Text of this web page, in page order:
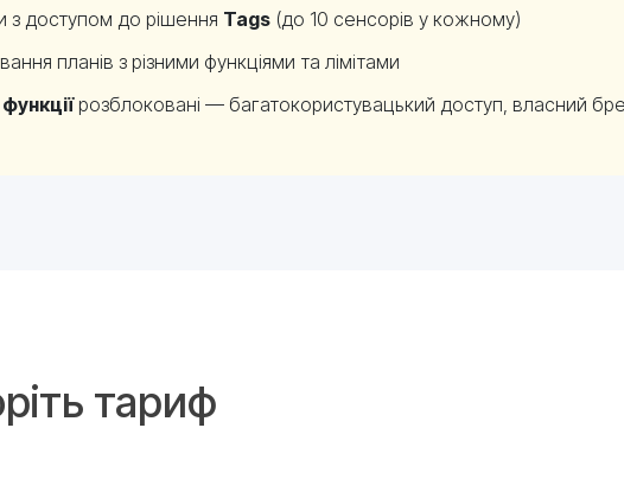
з доступом до рішення Tags (до 10 сенсорів у кожному)
планів з різними функціями та лімітами
розблоковані — багатокористувацький доступ, власний
тариф